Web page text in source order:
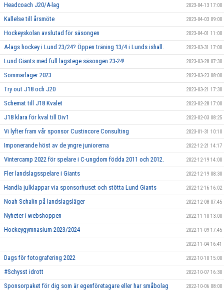
Headcoach J20/A-lag 2023-04-13 17:00
Kallelse till årsmöte 2023-04-03 09:00
Hockeyskolan avslutad för säsongen 2023-04-01 11:00
A-lags hockey i Lund 23/24? Öppen träning 13/4 i Lunds ishall. 2023-03-31 17:00
Lund Giants med full lagstege säsongen 23-24! 2023-03-28 07:30
Sommarläger 2023 2023-03-23 08:00
Try out J18 och J20 2023-03-21 17:30
Schemat till J18 Kvalet 2023-02-28 17:00
J18 klara för kval till Div1 2023-02-03 08:25
Vi lyfter fram vår sponsor Custincore Consulting 2023-01-31 10:10
Imponerande höst av de yngre juniorerna 2022-12-21 14:17
Vintercamp 2022 för spelare i C-ungdom födda 2011 och 2012. 2022-12-19 14:00
Fler landslagsspelare i Giants 2022-12-19 08:30
Handla julklappar via sponsorhuset och stötta Lund Giants 2022-12-16 16:02
Noah Schalin på landslagsläger 2022-12-08 07:45
Nyheter i webshoppen 2022-11-10 13:00
Hockeygymnasium 2023/2024 2022-11-09 17:45
2022-11-04 16:41
Dags för fotografering 2022 2022-10-10 15:00
#Schysst idrott 2022-10-07 16:30
Sponsorpaket för dig som är egenföretagare eller har småbolag 2022-10-06 08:00